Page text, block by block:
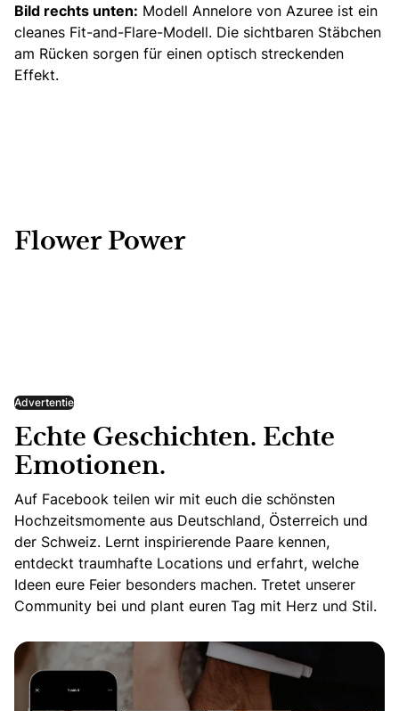
Bild rechts unten: Modell Annelore von Azuree ist ein
cleanes Fit-and-Flare-Modell. Die sichtbaren Stäbchen
am Rücken sorgen für einen optisch streckenden
Effekt.
Flower Power
Advertentie
Echte Geschichten. Echte
Emotionen.
Auf Facebook teilen wir mit euch die schönsten
Hochzeitsmomente aus Deutschland, Österreich und
der Schweiz. Lernt inspirierende Paare kennen,
entdeckt traumhafte Locations und erfahrt, welche
Ideen eure Feier besonders machen. Tretet unserer
Community bei und plant euren Tag mit Herz und Stil.
Echte Geschichten. Echte Emotionen.